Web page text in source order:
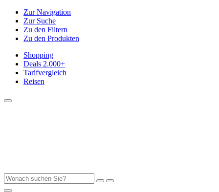
Zur Navigation
Zur Suche
Zu den Filtern
Zu den Produkten
Shopping
Deals 2.000+
Tarifvergleich
Reisen